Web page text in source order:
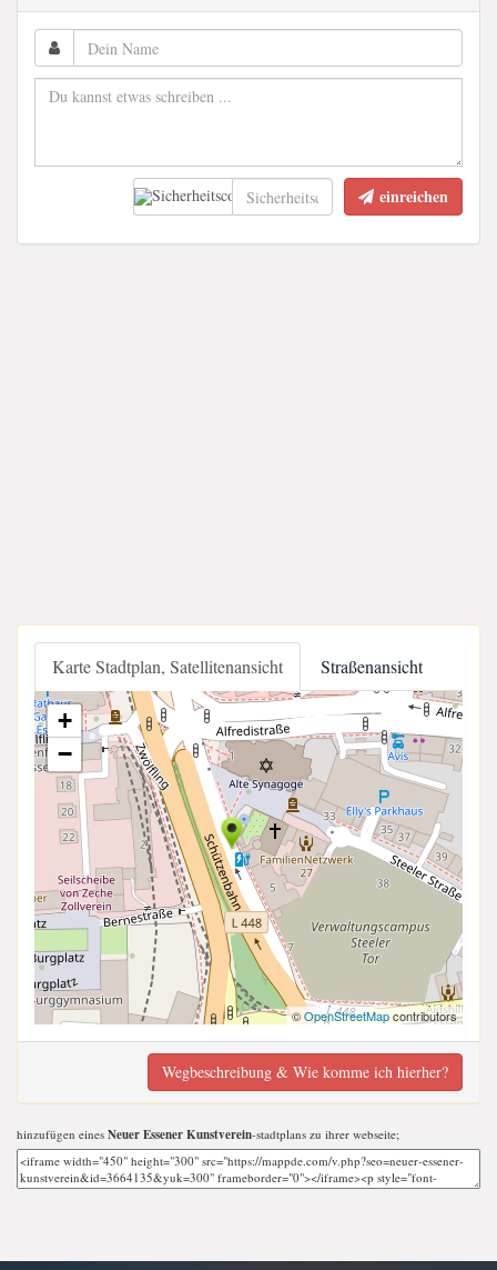
einreichen
Karte Stadtplan, Satellitenansicht Straßenansicht
+
−
©OpenStreetMapcontributors
Wegbeschreibung & Wie komme ich hierher?
hinzufügen eines Neuer Essener Kunstverein-stadtplans zu ihrer webseite;